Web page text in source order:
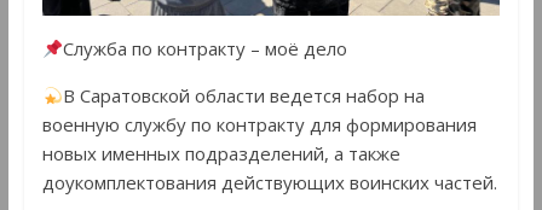
Служба по контракту – моё дело
В Саратовской области ведется набор на
военную службу по контракту для формирования
новых именных подразделений, а также
доукомплектования действующих воинских частей.